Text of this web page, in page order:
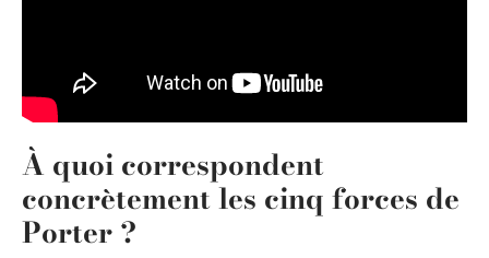
À quoi correspondent
concrètement les cinq forces de
Porter ?